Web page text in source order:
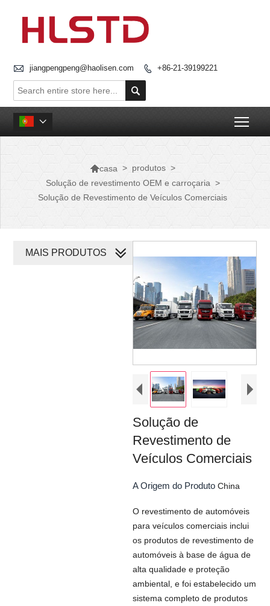
 jiangpengpeng@haolisen.com  +86-21-39199221


casa > produtos >
Solução de revestimento OEM e carroçaria >
Solução de Revestimento de Veículos Comerciais
Solução de
Revestimento de
Veículos Comerciais
A Origem do Produto China
O revestimento de automóveis
para veículos comerciais inclui
os produtos de revestimento de
automóveis à base de água de
alta qualidade e proteção
ambiental, e foi estabelecido um
sistema completo de produtos
MAIS PRODUTOS